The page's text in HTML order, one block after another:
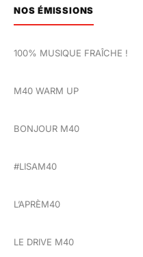
NOS ÉMISSIONS
100% MUSIQUE FRAÎCHE !
M40 WARM UP
BONJOUR M40
#LISAM40
L’APRÈM40
LE DRIVE M40